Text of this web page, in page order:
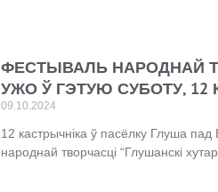
ФЕСТЫВАЛЬ НАРОДНАЙ
УЖО Ў ГЭТУЮ СУБОТУ, 12
09.10.2024
12 кастрычніка ў пасёлку Глуша
народнай творчасці “Глушанскі